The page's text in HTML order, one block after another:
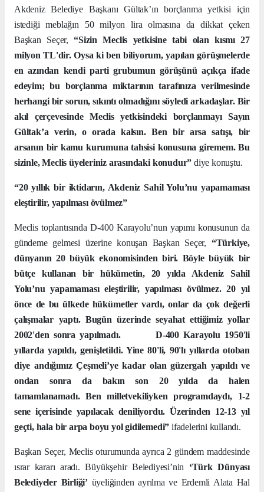
Akdeniz Belediye Başkanı Gültak’ın borçlanma yetkisi için
istediği meblağın 50 milyon lira olmasına da dikkat çeken
Başkan Seçer, “Sizin Meclis yetkisine tabi olan kısmı 27
milyon TL'dir. Oysa ki ben biliyorum, yapılan görüşmelerde
en azından kendi parti grubumun görüşünü açıkça ifade
edeyim; bu borçlanma miktarının tarafınıza verilmesinde
herhangi bir sorun, sıkıntı olmadığını söyledi arkadaşlar. Bir
akıl çerçevesinde Meclis yetkisindeki borçlanmayı Sayın
Gültak’a verin, o orada kalsın. Ben bir arsa satışı, bir
arsanın bir kamu kurumuna tahsisi konusuna giremem. Bu
sizinle, Meclis üyeleriniz arasındaki konudur” diye konuştu.
“20 yıllık bir iktidarın, Akdeniz Sahil Yolu’nu yapamaması
eleştirilir, yapılması övülmez”
Meclis toplantısında D-400 Karayolu’nun yapımı konusunun da
gündeme gelmesi üzerine konuşan Başkan Seçer, “Türkiye,
dünyanın 20 büyük ekonomisinden biri. Böyle büyük bir
bütçe kullanan bir hükümetin, 20 yılda Akdeniz Sahil
Yolu’nu yapamaması eleştirilir, yapılması övülmez. 20 yıl
önce de bu ülkede hükümetler vardı, onlar da çok değerli
çalışmalar yaptı. Bugün üzerinde seyahat ettiğimiz yollar
2002'den sonra yapılmadı.
D-400 Karayolu 1950'li
yıllarda yapıldı, genişletildi. Yine 80'li, 90'lı yıllarda otoban
diye andığımız Çeşmeli’ye kadar olan güzergah yapıldı ve
ondan sonra da bakın son 20 yılda da halen
tamamlanamadı. Ben milletvekiliyken programdaydı, 1-2
sene içerisinde yapılacak deniliyordu. Üzerinden 12-13 yıl
geçti, hala bir arpa boyu yol gidilemedi” ifadelerini kullandı.
Başkan Seçer, Meclis oturumunda ayrıca 2 gündem maddesinde
ısrar kararı aradı. Büyükşehir Belediyesi’nin ‘Türk Dünyası
Belediyeler Birliği’üyeliğinden ayrılma ve Erdemli Alata Hal